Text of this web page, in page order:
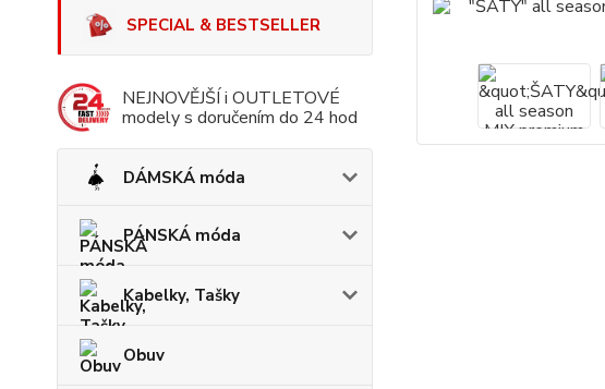
SPECIAL & BESTSELLER
NEJNOVĚJŠÍ i OUTLETOVÉ
modely s doručením do 24 hod
DÁMSKÁ móda
PÁNSKÁ móda
Kabelky, Tašky
Obuv